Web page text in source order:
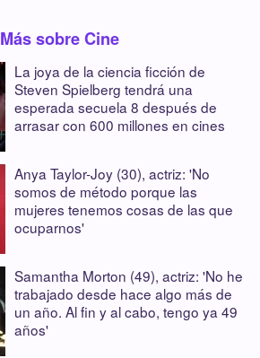
Más sobre Cine
La joya de la ciencia ficción de
Steven Spielberg tendrá una
esperada secuela 8 después de
arrasar con 600 millones en cines
Anya Taylor-Joy (30), actriz: 'No
somos de método porque las
mujeres tenemos cosas de las que
ocuparnos'
Samantha Morton (49), actriz: 'No he
trabajado desde hace algo más de
un año. Al fin y al cabo, tengo ya 49
años'